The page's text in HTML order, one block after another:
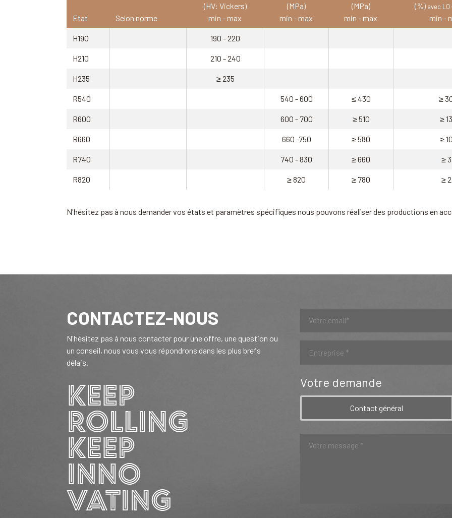
Etat Selon norme
(HV: Vickers)
min - max
(MPa)
min - max
(MPa)
min - max
(%) avec L0
min -
H190 190 - 220
H210 210 - 240
H235 ≥ 235
R540 540 - 600 ≤ 430 ≥
R600 600 - 700 ≥ 510 ≥ 13
R660 660 -750 ≥ 580 ≥ 10
R740 740 - 830 ≥ 660 ≥ 3
R820 ≥ 820 ≥ 780 ≥ 2
N'hésitez pas à nous demander vos états et paramètres spécifiques nous pouvons réaliser des productions en
CONTACTEZ-NOUS
N'hésitez pas à nous contacter pour une offre, une question ou
un conseil, nous vous vous répondrons dans les plus brefs
délais.
Votre demande
Contact général